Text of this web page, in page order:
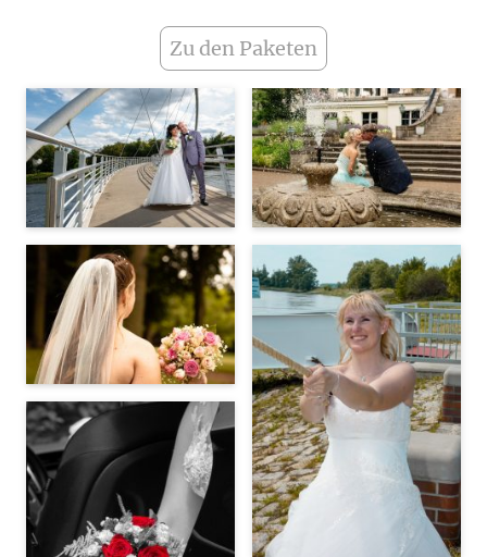
Zu den Paketen